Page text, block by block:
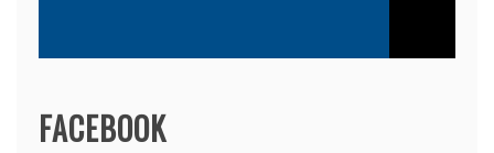
FACEBOOK